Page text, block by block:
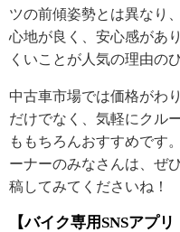
ツの前傾姿勢とは異なり
心地が良く、安心感があ
くいことが人気の理由の
中古車市場では価格がわ
だけでなく、気軽にクル
ももちろんおすすめです
ーナーのみなさんは、ぜ
稿してみてくださいね！
【バイク専用SNSアプリ